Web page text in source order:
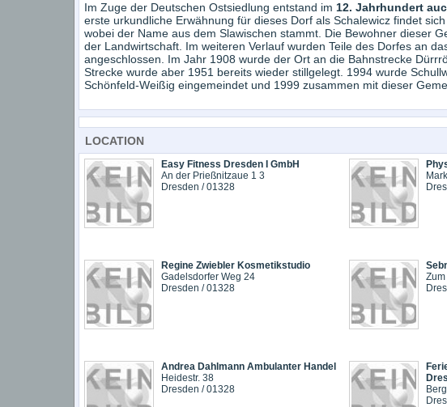
Im Zuge der Deutschen Ostsiedlung entstand im 12. Jahrhundert
erste urkundliche Erwähnung für dieses Dorf als Schalewicz findet
wobei der Name aus dem Slawischen stammt. Die Bewohner dieser
der Landwirtschaft. Im weiteren Verlauf wurden Teile des Dorfes an
angeschlossen. Im Jahr 1908 wurde der Ort an die Bahnstrecke
Strecke wurde aber 1951 bereits wieder stillgelegt. 1994 wurde
Schönfeld-Weißig eingemeindet und 1999 zusammen mit dieser
LOCATION
Easy Fitness Dresden I GmbH
An der Prießnitzaue 1 3
Dresden / 01328
Regine Zwiebler Kosmetikstudio
Gadelsdorfer Weg 24
Dresden / 01328
Andrea Dahlmann Ambulanter Handel
Heidestr. 38
Dresden / 01328